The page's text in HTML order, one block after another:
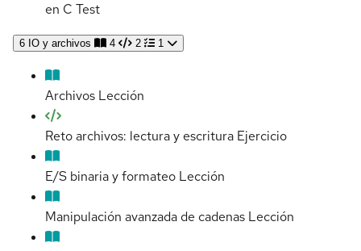
en C Test
6 IO y archivos 4 2 1
Archivos Lección
Reto archivos: lectura y escritura Ejercicio
E/S binaria y formateo Lección
Manipulación avanzada de cadenas Lección